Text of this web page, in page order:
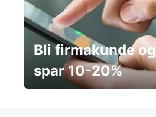
Bli firmakunde og
spar 10-20%